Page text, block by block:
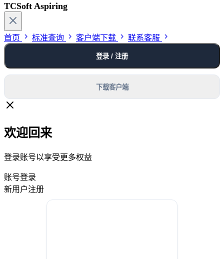
TCSoft Aspiring
首页 标准查询 客户端下载 联系客服
登录 / 注册
下载客户端
欢迎回来
登录账号以享受更多权益
账号登录
新用户注册